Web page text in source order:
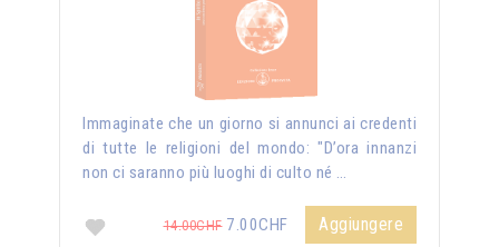
Immaginate che un giorno si annunci ai credenti
di tutte le religioni del mondo: "D’ora innanzi
non ci saranno più luoghi di culto né …
14.00CHF7.00CHF Aggiungere